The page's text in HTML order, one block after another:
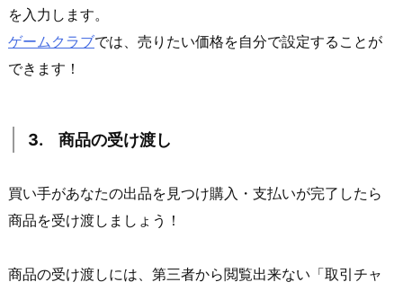
を入力します。
ゲームクラブでは、売りたい価格を自分で設定することが
できます！
3. 商品の受け渡し
買い手があなたの出品を見つけ購入・支払いが完了したら
商品を受け渡しましょう！
商品の受け渡しには、第三者から閲覧出来ない「取引チャ